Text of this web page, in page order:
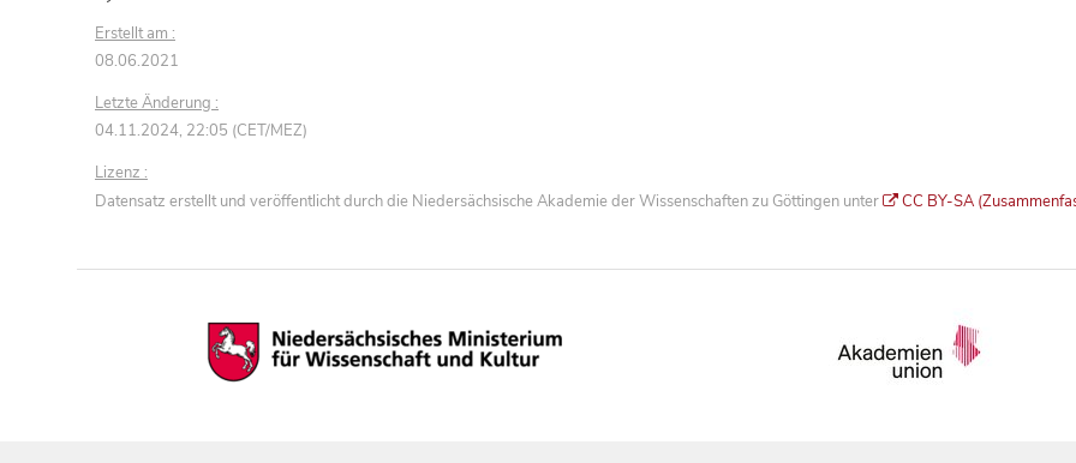
Erstellt am :
08.06.2021
Letzte Änderung :
04.11.2024, 22:05 (CET/MEZ)
Lizenz :
Datensatz erstellt und veröffentlicht durch die Niedersächsische Akademie der Wissenschaften zu Göttingen unter
CC BY-SA